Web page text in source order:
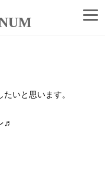
いと思います。
♬